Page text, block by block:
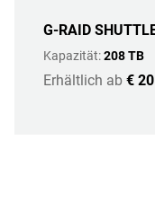
G-RAID
Kapazität:208 TB
Erhältlich ab €